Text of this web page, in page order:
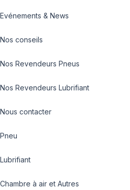
Evénements & News
Nos conseils
Nos Revendeurs Pneus
Nos Revendeurs Lubrifiant
Nous contacter
Pneu
Lubrifiant
Chambre à air et Autres